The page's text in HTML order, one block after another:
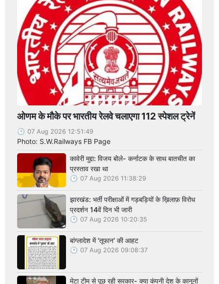
ओणम के मौके पर भारतीय रेलवे चलाएगा 112 स्पेशल ट्रेनें
07 Aug 2026 12:51:49
Photo: S.W.Railways FB Page
कावेरी मुद्दा: विजय बोले- कर्नाटक के साथ बातचीत का
प्रस्ताव रखा था
07 Aug 2026 11:38:29
झारखंड: भर्ती परीक्षाओं में गड़बड़ियों के ख़िलाफ़ विरोध
प्रदर्शन 14वें दिन भी जारी
07 Aug 2026 10:20:35
बांग्लादेश में 'तूफान' की आहट
07 Aug 2026 09:08:37
मेटा टीम से पूछ रही सरकार- क्या कंपनी देश के कानूनों